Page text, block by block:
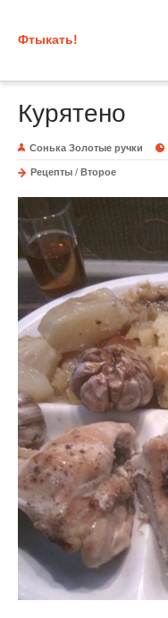
Фтыкать!
Курятено
Сонька Золотые ручки
Рецепты / Второе